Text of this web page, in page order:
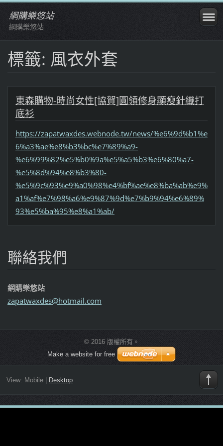
網購樂悠站
網購樂悠站
標籤: 風衣外套
東森購物-時尚女性[協賀]圓領修身顯瘦針織打
底衫
https://zapatwaxdes.webnode.tw/news/%e6%9d%b1%e
6%a3%ae%e8%b3%bc%e7%89%a9-
%e6%99%82%e5%b0%9a%e5%a5%b3%e6%80%a7-
%e5%8d%94%e8%b3%80-
%e5%9c%93%e9%a0%98%e4%bf%ae%e8%ba%ab%e9%
a1%af%e7%98%a6%e9%87%9d%e7%b9%94%e6%89%
93%e5%ba%95%e8%a1%ab/
聯絡我們
網購樂悠站
zapatwaxdes@hotmail.com
© 2016 版權所有。
Make a website for free
View: Mobile| Desktop